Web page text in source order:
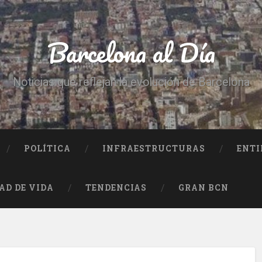
Barcelona al Día
Noticias que reflejan la evolución de Barcelona
POLÍTICA INFRAESTRUCTURAS
DE VIDA TENDENCIAS GRAN BCN